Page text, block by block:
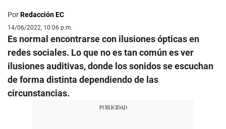
PorRedacción EC
14/06/2022, 10:06 p.m.
Es normal encontrarse con ilusiones ópticas en
redes sociales. Lo que no es tan común es ver
ilusiones auditivas, donde los sonidos se escuchan
de forma distinta dependiendo de las
circunstancias.